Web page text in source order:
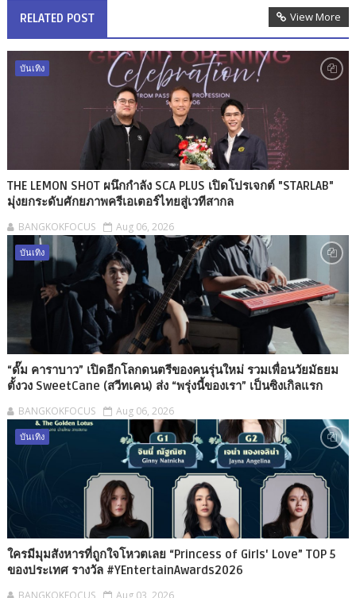
RELATED POST View More
บันเทิง
THE LEMON SHOT ผนึกกำลัง SCA PLUS เปิดโปรเจกต์ "STARLAB"
มุ่งยกระดับศักยภาพครีเอเตอร์ไทยสู่เวทีสากล
BANGKOKFOCUS Aug 06, 2026
บันเทิง
“ดั๊ม คาราบาว” เปิดอีกโลกดนตรีของคนรุ่นใหม่ รวมเพื่อนวัยมัธยม
ตั้งวง SweetCane (สวีทเคน) ส่ง “พรุ่งนี้ของเรา” เป็นซิงเกิลแรก
BANGKOKFOCUS Aug 06, 2026
บันเทิง
ใครมีมุมสังหารที่ถูกใจโหวตเลย “Princess of Girls' Love” TOP 5
ของประเทศ รางวัล #YEntertainAwards2026
BANGKOKFOCUS Aug 03, 2026